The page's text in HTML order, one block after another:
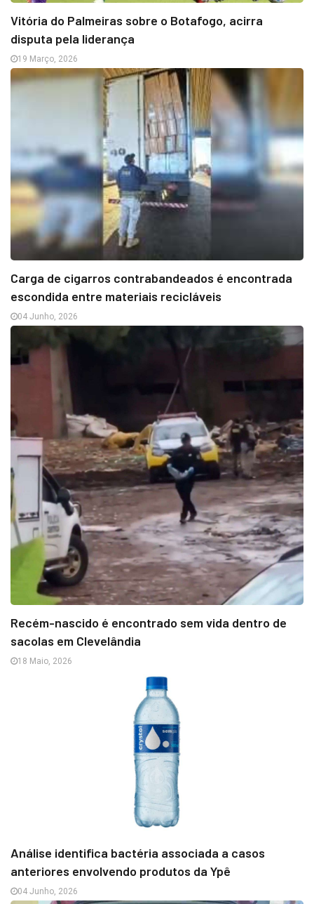
Vitória do Palmeiras sobre o Botafogo, acirra
disputa pela liderança
19 Março, 2026
Carga de cigarros contrabandeados é encontrada
escondida entre materiais recicláveis
04 Junho, 2026
Recém-nascido é encontrado sem vida dentro de
sacolas em Clevelândia
18 Maio, 2026
Análise identifica bactéria associada a casos
anteriores envolvendo produtos da Ypê
04 Junho, 2026